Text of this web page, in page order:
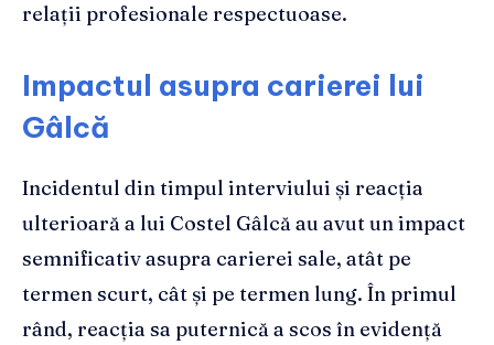
relații profesionale respectuoase.
Impactul asupra carierei lui
Gâlcă
Incidentul din timpul interviului și reacția
ulterioară a lui Costel Gâlcă au avut un impact
semnificativ asupra carierei sale, atât pe
termen scurt, cât și pe termen lung. În primul
rând, reacția sa puternică a scos în evidență